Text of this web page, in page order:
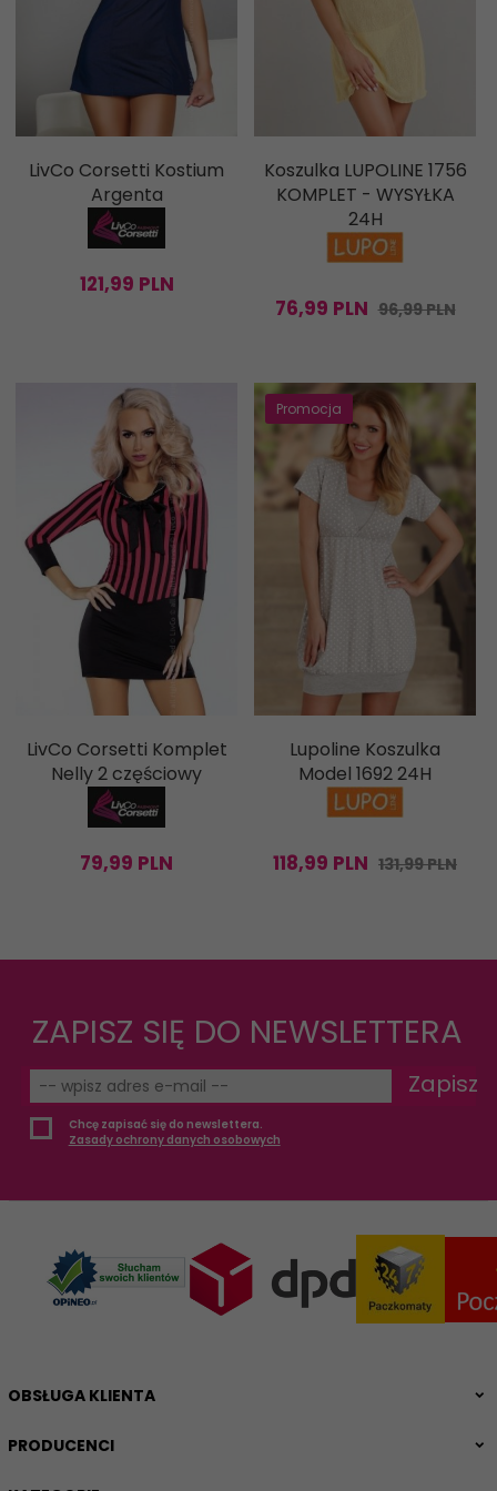
LivCo Corsetti Kostium
Argenta
121,99 PLN
Koszulka LUPOLINE 1756
KOMPLET - WYSYŁKA
24H
76,99 PLN 96,99 PLN
LivCo Corsetti Komplet
Nelly 2 częściowy
79,99 PLN
Promocja
Lupoline Koszulka
Model 1692 24H
118,99 PLN 131,99 PLN
ZAPISZ SIĘ DO NEWSLETTERA
Zapisz
Chcę zapisać się do newslettera.
Zasady ochrony danych osobowych
OBSŁUGA KLIENTA
PRODUCENCI